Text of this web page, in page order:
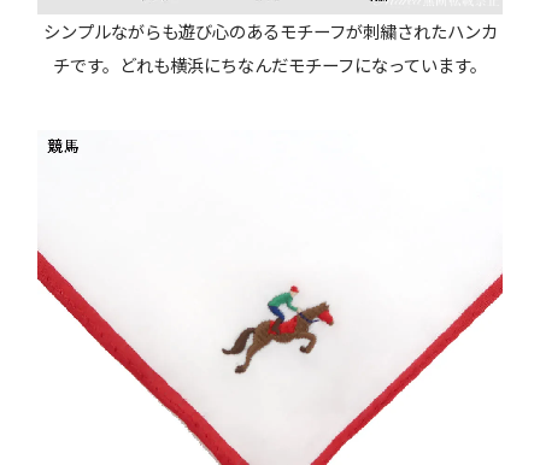
シンプルながらも遊び心のあるモチーフが刺繍されたハンカ
チです。どれも横浜にちなんだモチーフになっています。